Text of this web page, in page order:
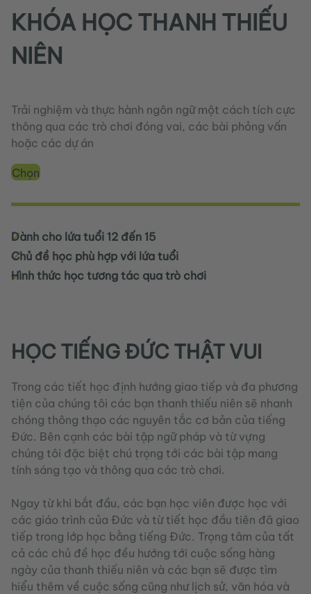
KHÓA HỌC THANH THIẾU
NIÊN
Trải nghiệm và thực hành ngôn ngữ một cách tích cực
thông qua các trò chơi đóng vai, các bài phỏng vấn
hoặc các dự án
Chọn
Dành cho lứa tuổi 12 đến 15
Chủ đề học phù hợp với lứa tuổi
Hình thức học tương tác qua trò chơi
HỌC TIẾNG ĐỨC THẬT VUI
Trong các tiết học định hướng giao tiếp và đa phương
tiện của chúng tôi các bạn thanh thiếu niên sẽ nhanh
chóng thông thạo các nguyên tắc cơ bản của tiếng
Đức. Bên cạnh các bài tập ngữ pháp và từ vựng
chúng tôi đặc biệt chú trọng tới các bài tập mang
tính sáng tạo và thông qua các trò chơi.
Ngay từ khi bắt đầu, các bạn học viên được học với
các giáo trình của Đức và từ tiết học đầu tiên đã giao
tiếp trong lớp học bằng tiếng Đức. Trọng tâm của tất
cả các chủ đề học đều hướng tới cuộc sống hàng
ngày của thanh thiếu niên và các bạn sẽ được tìm
hiểu thêm về cuộc sống cũng như lịch sử, văn hóa và